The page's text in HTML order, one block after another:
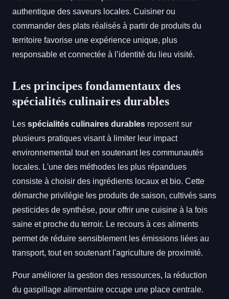
authentique des saveurs locales. Cuisiner ou
commander des plats réalisés à partir de produits du
territoire favorise une expérience unique, plus
responsable et connectée à l’identité du lieu visité.
Les principes fondamentaux des
spécialités culinaires durables
Les spécialités culinaires durables reposent sur
plusieurs pratiques visant à limiter leur impact
environnemental tout en soutenant les communautés
locales. L'une des méthodes les plus répandues
consiste à choisir des ingrédients locaux et bio. Cette
démarche privilégie les produits de saison, cultivés sans
pesticides de synthèse, pour offrir une cuisine à la fois
saine et proche du terroir. Le recours à ces aliments
permet de réduire sensiblement les émissions liées au
transport, tout en soutenant l'agriculture de proximité.
Pour améliorer la gestion des ressources, la réduction
du gaspillage alimentaire occupe une place centrale.